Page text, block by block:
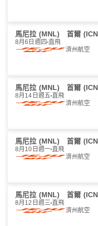
馬尼拉 (MNL) 首爾
8月6日週四 直飛
濟州航空
馬尼拉 (MNL) 首爾
8月14日週五 直飛
濟州航空
馬尼拉 (MNL) 首爾
8月10日週一 直飛
濟州航空
馬尼拉 (MNL) 首爾
8月12日週三 直飛
濟州航空